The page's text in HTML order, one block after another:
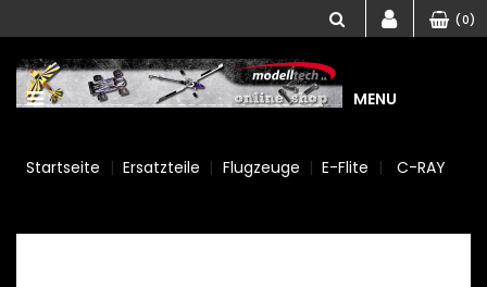
(0)
MENU
Startseite Ersatzteile Flugzeuge E-Flite C-RAY